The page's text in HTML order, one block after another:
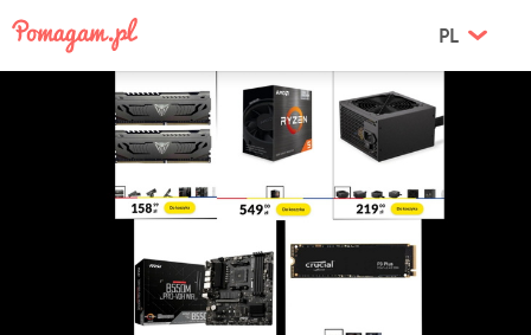
PL